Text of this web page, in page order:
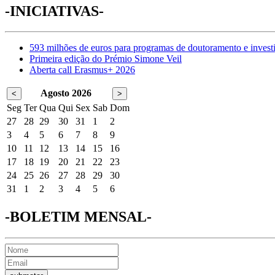
-INICIATIVAS-
593 milhões de euros para programas de doutoramento e
Primeira edição do Prémio Simone Veil
Aberta call Erasmus+ 2026
< Agosto 2026 >
Seg Ter Qua Qui Sex Sab Dom
27
28 29 30 31 1
2
3
4 5 6 7 8
9
10
11 12 13 14 15
16
17
18 19 20 21 22
23
24
25 26 27 28 29
30
31
1 2 3 4 5 6
-BOLETIM MENSAL-